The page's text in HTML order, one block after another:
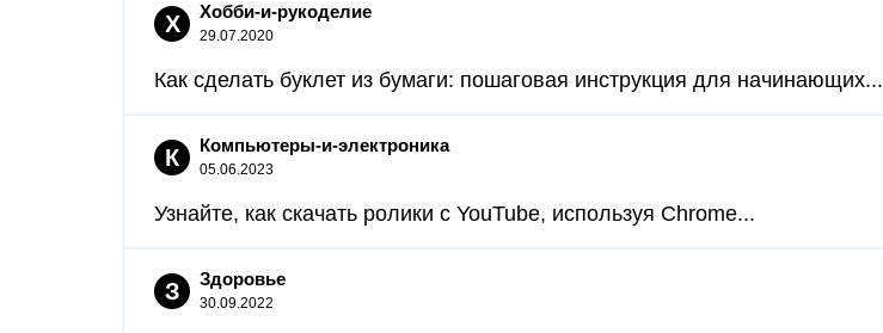
Х Хобби-и-рукоделие
29.07.2020
Как сделать буклет из бумаги: пошаговая инструкция для начинающих...
К Компьютеры-и-электроника
05.06.2023
Узнайте, как скачать ролики с YouTube, используя Chrome...
З Здоровье
30.09.2022